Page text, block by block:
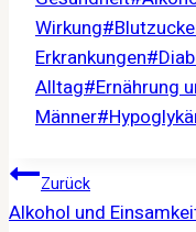
Wirkung#
Erkrankungen#
Alltag#Ernährung
Männer#
Zurück
Alkohol und